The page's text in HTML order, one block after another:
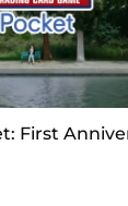
First